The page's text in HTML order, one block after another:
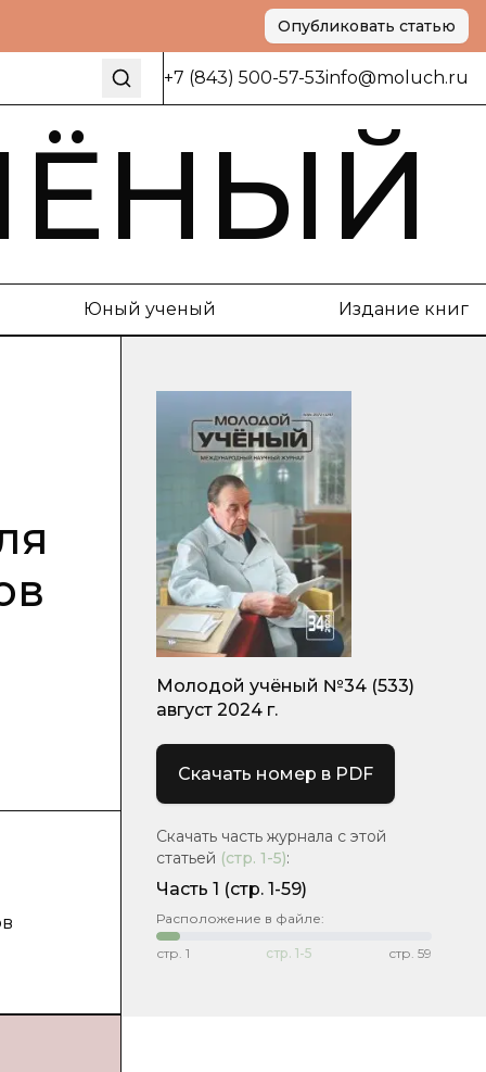
Опубликовать статью
+7 (843) 500-57-53info@moluch.ru
Юный ученый Издание книг
Молодой учёный №34 (533)
август 2024 г.
Скачать номер в PDF
Скачать часть журнала с этой
статьей (стр. 1-5):
Часть 1 (стр. 1-59)
Расположение в файле:
стр. 1 стр. 1-5 стр. 59